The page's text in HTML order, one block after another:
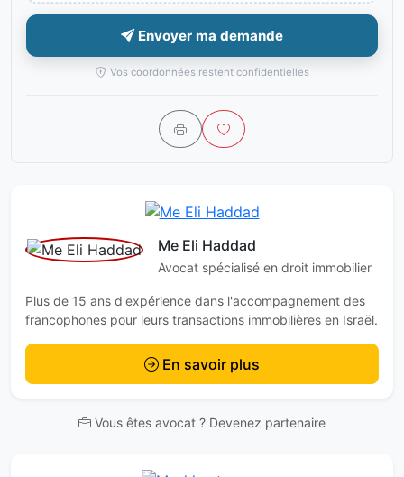
Envoyer ma demande
Vos coordonnées restent confidentielles
Me Eli Haddad
Avocat spécialisé en droit immobilier
Plus de 15 ans d'expérience dans l'accompagnement des
francophones pour leurs transactions immobilières en Israël.
En savoir plus
Vous êtes avocat ? Devenez partenaire